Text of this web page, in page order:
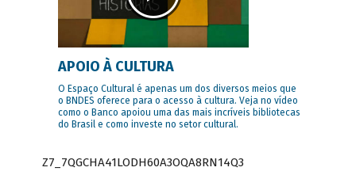
APOIO À CULTURA
O Espaço Cultural é apenas um dos diversos meios que
o BNDES oferece para o acesso à cultura. Veja no vídeo
como o Banco apoiou uma das mais incríveis bibliotecas
do Brasil e como investe no setor cultural.
Z7_7QGCHA41LODH60A3OQA8RN14Q3